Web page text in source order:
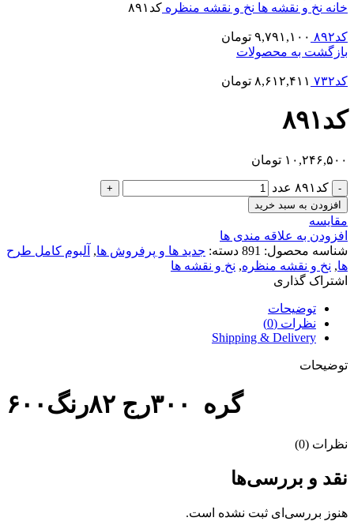
خانه نخ و نقشه ها نخ و نقشه منظره کد۸۹۱
کد۸۹۲ ۹,۷۹۱,۱۰۰ تومان
بازگشت به محصولات
کد۷۳۲ ۸,۶۱۲,۴۱۱ تومان
کد۸۹۱
۱۰,۲۴۶,۵۰۰ تومان
کد۸۹۱ عدد
افزودن به سبد خرید
مقایسه
افزودن به علاقه مندی ها
شناسه محصول: 891 دسته: جدید ها و پرفروش ها, آلبوم کامل طرح
ها, نخ و نقشه منظره, نخ و نقشه ها
اشتراک گذاری
توضیحات
نظرات (0)
Shipping & Delivery
توضیحات
۶۰۰گره ۳۰۰رج ۸۲رنگ
نظرات (0)
نقد و بررسی‌ها
هنوز بررسی‌ای ثبت نشده است.